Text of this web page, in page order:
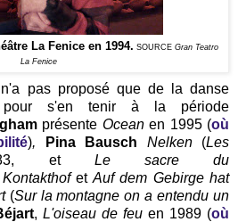
La Fenice en 1994. SOURCE Gran Teatro
La Fenice
pas proposé que de la danse
pour s'en tenir à la période
présente Oceanen 1995 (où
), Pina Bausch Nelken(Les
et Le sacre du
KontakthofetAuf dem Gebirge hat
(Sur la montagne on a entendu un
, L'oiseau de feu en 1989 (où